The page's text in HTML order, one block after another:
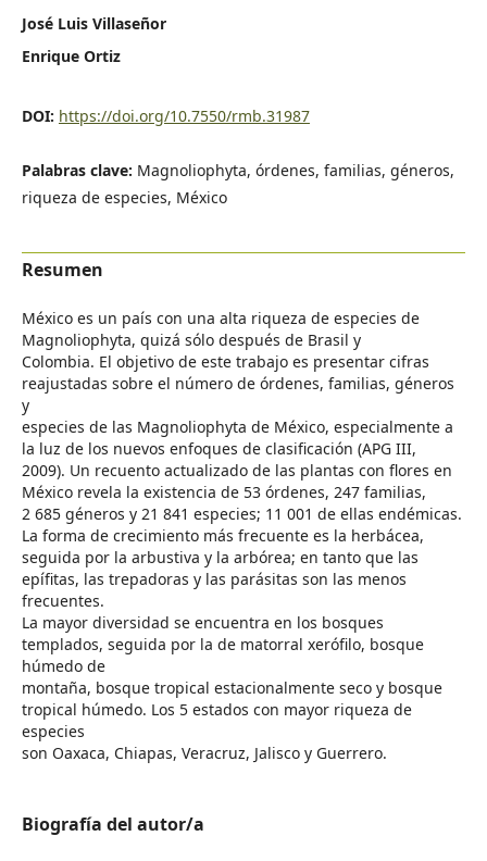
José Luis Villaseñor
Enrique Ortiz
DOI: https://doi.org/10.7550/rmb.31987
Palabras clave: Magnoliophyta, órdenes, familias, géneros,
riqueza de especies, México
Resumen
México es un país con una alta riqueza de especies de
Magnoliophyta, quizá sólo después de Brasil y
Colombia. El objetivo de este trabajo es presentar cifras
reajustadas sobre el número de órdenes, familias, géneros
y
especies de las Magnoliophyta de México, especialmente a
la luz de los nuevos enfoques de clasificación (APG III,
2009). Un recuento actualizado de las plantas con flores en
México revela la existencia de 53 órdenes, 247 familias,
2 685 géneros y 21 841 especies; 11 001 de ellas endémicas.
La forma de crecimiento más frecuente es la herbácea,
seguida por la arbustiva y la arbórea; en tanto que las
epífitas, las trepadoras y las parásitas son las menos
frecuentes.
La mayor diversidad se encuentra en los bosques
templados, seguida por la de matorral xerófilo, bosque
húmedo de
montaña, bosque tropical estacionalmente seco y bosque
tropical húmedo. Los 5 estados con mayor riqueza de
especies
son Oaxaca, Chiapas, Veracruz, Jalisco y Guerrero.
Biografía del autor/a